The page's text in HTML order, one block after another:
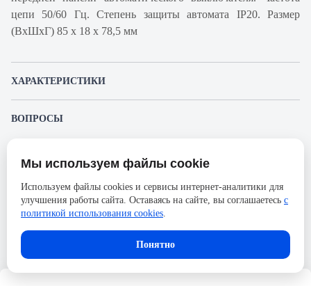
цепи 50/60 Гц. Степень защиты автомата IP20. Размер
(ВхШхГ) 85 х 18 х 78,5 мм
ХАРАКТЕРИСТИКИ
Производитель
Серия
Acti 9
Номинальный ток
Напряжение, В
72
Количество полюсов
ВОПРОСЫ
Пожалуйста, авторизуйтесь, чтобы иметь
возможность оставлять вопросы.
Представленные изображения и характеристики могут отличаться от реального
без предварительного уведомления. Компания АйДистрибьют не несёт
ответственности в случае не соответствия текущей модели товаров фотографиям,
размещённым в карточке товара.
Мы используем файлы cookie
Используем файлы cookies и сервисы интернет-аналитики для
улучшения работы сайта. Оставаясь на сайте, вы соглашаетесь с
политикой использования cookies.
Понятно